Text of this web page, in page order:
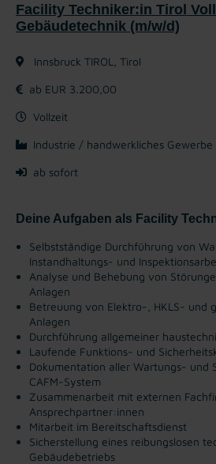
Facility Techniker:in Tirol
Gebäudetechnik (m/w/d)
Innsbruck TIROL, Tirol
ab EUR 3.200,00
Vollzeit
Industrie / handwerkliches Gewerbe
ab sofort
Deine Aufgaben als Facility
Selbstständige Durchführung von
Instandhaltungs- und
Analyse und Behebung von
Anlagen
Betreuung von Elektro-, HKLS- und
Anlagen
Durchführung allgemeiner
Laufende Funktions- und
Dokumentation aller Wartungs- und
CAFM-System
Zusammenarbeit mit externen
Ansprechpartner:innen
Mitarbeit im Bereitschaftsdienst
Sicherstellung eines reibungslosen
Gebäudebetriebs